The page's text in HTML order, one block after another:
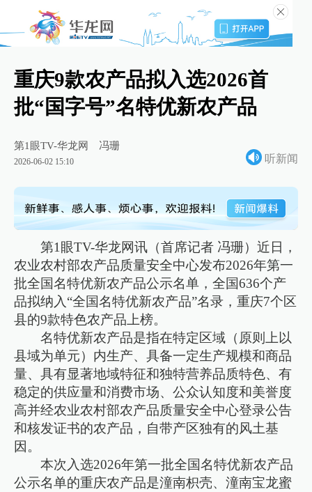
重庆9款农产品拟入选2026首
批“国字号”名特优新农产品
第1眼TV-华龙网 冯珊
2026-06-02 15:10 听新闻
第1眼TV-华龙网讯（首席记者 冯珊）近日，
农业农村部农产品质量安全中心发布2026年第一
批全国名特优新农产品公示名单，全国636个产
品拟纳入“全国名特优新农产品”名录，重庆7个区
县的9款特色农产品上榜。
名特优新农产品是指在特定区域（原则上以
县域为单元）内生产、具备一定生产规模和商品
量、具有显著地域特征和独特营养品质特色、有
稳定的供应量和消费市场、公众认知度和美誉度
高并经农业农村部农产品质量安全中心登录公告
和核发证书的农产品，自带产区独有的风土基
因。
本次入选2026年第一批全国名特优新农产品
公示名单的重庆农产品是潼南枳壳、潼南宝龙蜜